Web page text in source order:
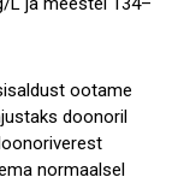
ootame
doonoril
normaalsel